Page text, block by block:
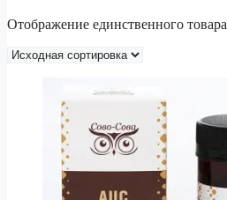
Отображение единственного товара